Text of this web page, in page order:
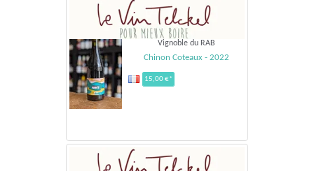
Vignoble du RAB
Chinon Coteaux - 2022
15,00 €*